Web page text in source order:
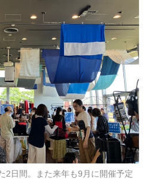
2日間。また来年も9月に開催予定